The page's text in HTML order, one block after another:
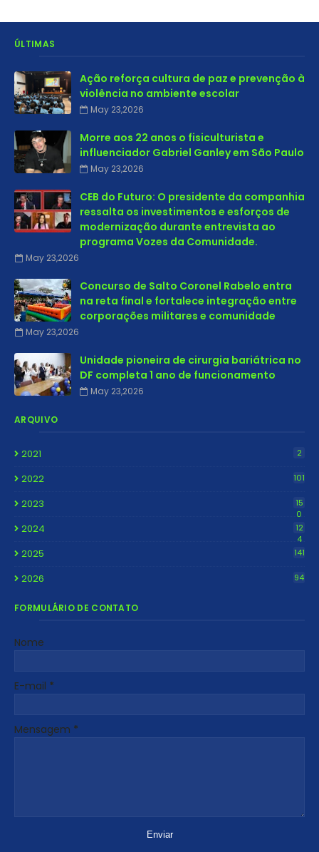
ÚLTIMAS
Ação reforça cultura de paz e prevenção à
violência no ambiente escolar
May 23,2026
Morre aos 22 anos o fisiculturista e
influenciador Gabriel Ganley em São Paulo
May 23,2026
CEB do Futuro: O presidente da companhia
ressalta os investimentos e esforços de
modernização durante entrevista ao
programa Vozes da Comunidade.
May 23,2026
Concurso de Salto Coronel Rabelo entra
na reta final e fortalece integração entre
corporações militares e comunidade
May 23,2026
Unidade pioneira de cirurgia bariátrica no
DF completa 1 ano de funcionamento
May 23,2026
ARQUIVO
2021 2
2022 101
2023
15
0
2024
12
4
2025 141
2026 94
FORMULÁRIO DE CONTATO
Nome
E-mail *
Mensagem *